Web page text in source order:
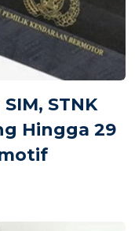
STNK
Hingga 29